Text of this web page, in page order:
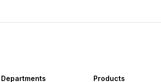
Departments Products